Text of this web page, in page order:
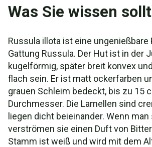
Was Sie wissen
Russula illota ist eine ungenießbare
Gattung Russula. Der Hut ist in der
kugelförmig, später breit konvex
flach sein. Er ist matt ockerfarben
grauen Schleim bedeckt, bis zu 15
Durchmesser. Die Lamellen sind
liegen dicht beieinander. Wenn man
verströmen sie einen Duft von
Stamm ist weiß und wird mit dem